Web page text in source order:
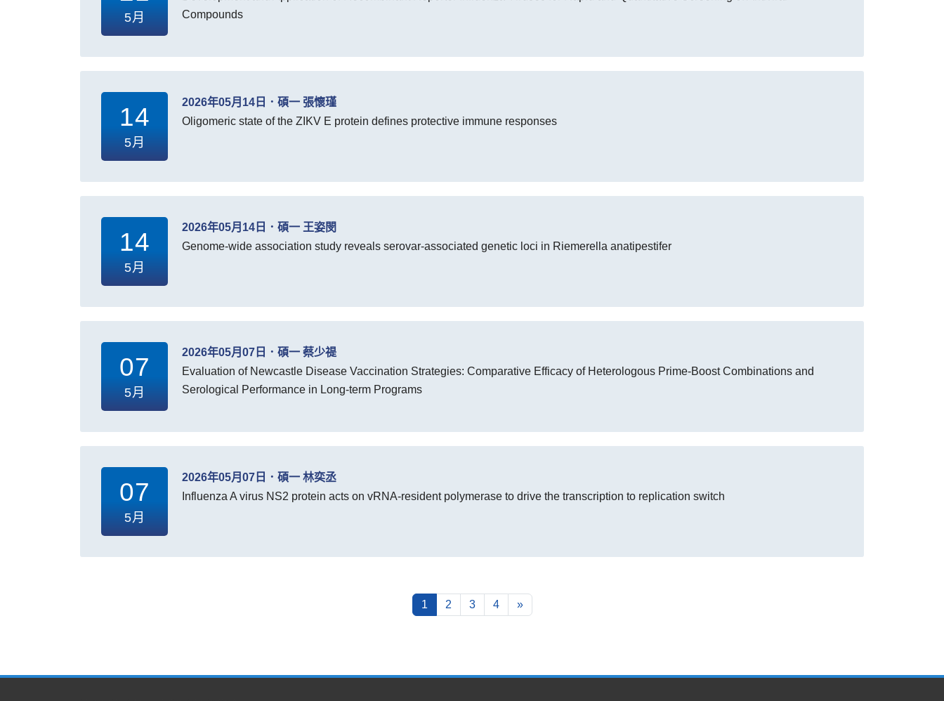
5月
Compounds
14
5月
2026年05月14日．碩一 張懷瑾
Oligomeric state of the ZIKV E protein defines protective immune responses
14
5月
2026年05月14日．碩一 王姿閔
Genome-wide association study reveals serovar-associated genetic loci in Riemerella anatipestifer
07
5月
2026年05月07日．碩一 蔡少禔
Evaluation of Newcastle Disease Vaccination Strategies: Comparative Efficacy of Heterologous Prime-Boost Combinations and
Serological Performance in Long-term Programs
07
5月
2026年05月07日．碩一 林奕丞
Influenza A virus NS2 protein acts on vRNA-resident polymerase to drive the transcription to replication switch
1 2 3 4 »